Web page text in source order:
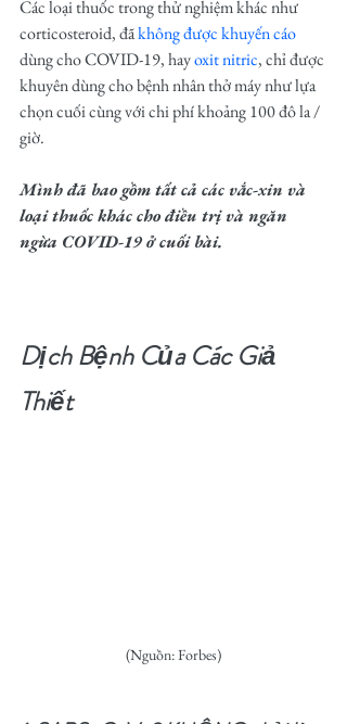
Các loại thuốc trong thử nghiệm khác như
corticosteroid, đã không được khuyến cáo
dùng cho COVID-19, hay oxit nitric, chỉ được
khuyên dùng cho bệnh nhân thở máy như lựa
chọn cuối cùng với chi phí khoảng 100 đô la /
giờ.
Mình đã bao gồm tất cả các vắc-xin và
loại thuốc khác cho điều trị và ngăn
ngừa COVID-19 ở cuối bài.
Dịch Bệnh Của Các Giả
Thiết
(Nguồn: Forbes)